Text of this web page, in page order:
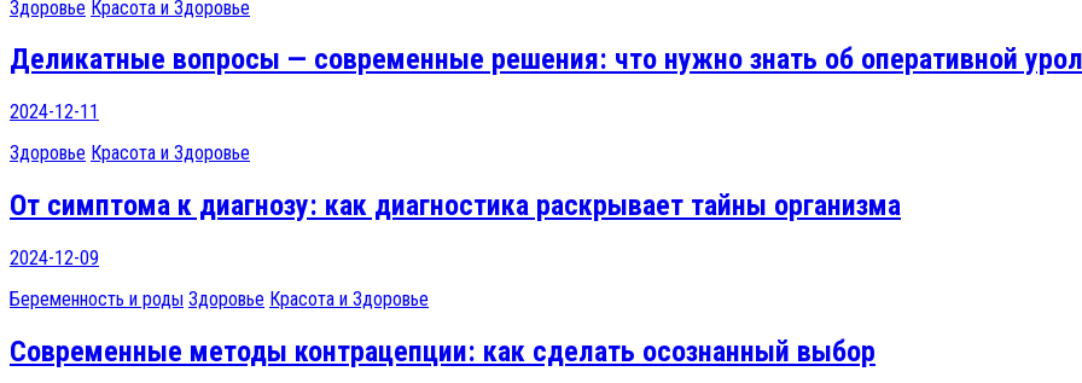
Здоровье Красота и Здоровье
Деликатные вопросы — современные решения: что нужно знать об оперативной
2024-12-11
Здоровье Красота и Здоровье
От симптома к диагнозу: как диагностика раскрывает тайны организма
2024-12-09
Беременность и роды Здоровье Красота и Здоровье
Современные методы контрацепции: как сделать осознанный выбор